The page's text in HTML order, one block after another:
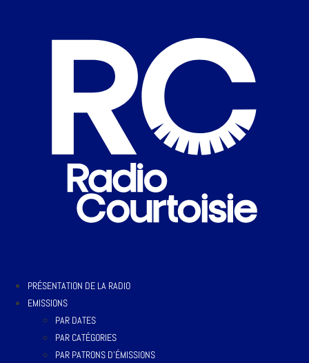
PRÉSENTATION DE LA RADIO
EMISSIONS
PAR DATES
PAR CATÉGORIES
PAR PATRONS D’ÉMISSIONS